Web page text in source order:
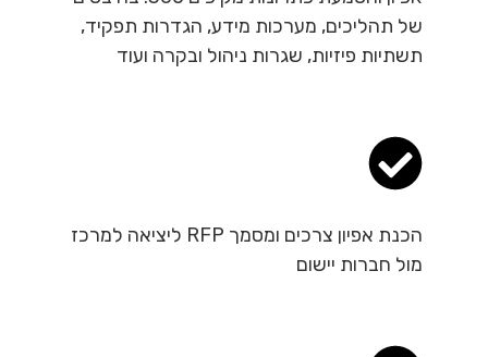
של תהליכים, מערכות מידע, הגדרות תפקיד,
תשתיות פיזיות, שגרות ניהול ובקרה ועוד
הכנת אפיון צרכים ומסמך RFP ליציאה למרכז
מול חברות יישום